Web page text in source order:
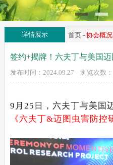
详情展示 首页- 协会概况
签约+揭牌！六夫丁与美国
发布时间：2024.09.27 浏览次数：
9月25日， 六夫丁与美国
《六夫丁&迈图虫害防控